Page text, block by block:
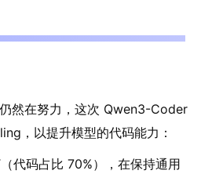
然在努力，这次 Qwen3-Coder
，以提升模型的代码能力：
代码占比 70%），在保持通用